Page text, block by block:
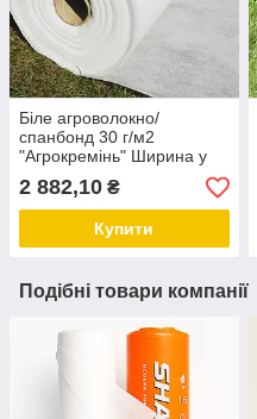
Біле агроволокно/
спанбонд 30 г/м2
"Агрокремінь" Ширина у
розвороті 3.20. Довжина
100м Стабілізація від
сонця 4%
2 882,10 ₴
Купити
Подібні товари компанії